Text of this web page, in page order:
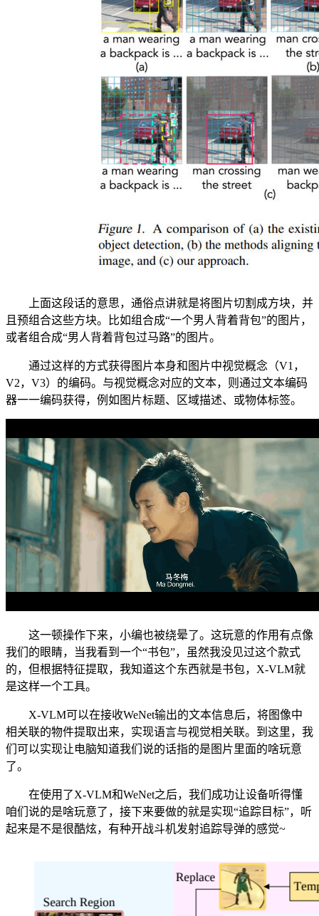
上面这段话的意思，通俗点讲就是将图片切割成方块，并
且预组合这些方块。比如组合成“一个男人背着背包”的图片，
或者组合成“男人背着背包过马路”的图片。
通过这样的方式获得图片本身和图片中视觉概念（V1，
V2，V3）的编码。与视觉概念对应的文本，则通过文本编码
器一一编码获得，例如图片标题、区域描述、或物体标签。
这一顿操作下来，小编也被绕晕了。这玩意的作用有点像
我们的眼睛，当我看到一个“书包”，虽然我没见过这个款式
的，但根据特征提取，我知道这个东西就是书包，X-VLM就
是这样一个工具。
X-VLM可以在接收WeNet输出的文本信息后，将图像中
相关联的物件提取出来，实现语言与视觉相关联。到这里，我
们可以实现让电脑知道我们说的话指的是图片里面的啥玩意
了。
在使用了X-VLM和WeNet之后，我们成功让设备听得懂
咱们说的是啥玩意了，接下来要做的就是实现“追踪目标”，听
起来是不是很酷炫，有种开战斗机发射追踪导弹的感觉~